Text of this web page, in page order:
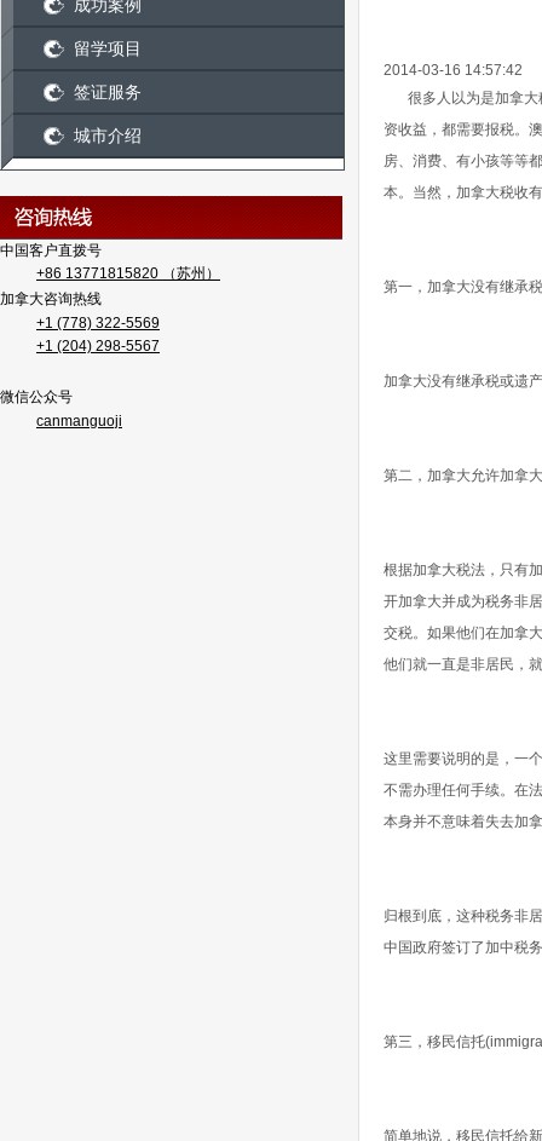
2014-03-16 14:57:42
很多人以为是加拿
资收益，都需要报税。
房、消费、有小孩等等
本。当然，加拿大税收
第一，加拿大没有继承税
加拿大没有继承税或遗
第二，加拿大允许加拿
根据加拿大税法，只有
开加拿大并成为税务非
交税。如果他们在加拿
他们就一直是非居民，
这里需要说明的是，一
不需办理任何手续。在
本身并不意味着失去加
归根到底，这种税务非
中国政府签订了加中税
第三，移民信托
简单地说，移民信托给
成功案例
留学项目
签证服务
城市介绍
中国客户直拨号
+86 13771815820 （苏州）
加拿大咨询热线
+1 (778) 322-5569
+1 (204) 298-5567
微信公众号
canmanguoji